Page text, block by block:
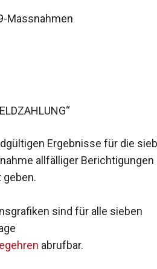
Massnahmen
Ergebnisse für die
allfälliger Berichtigungen
geben.
sind für alle sieben
abrufbar.